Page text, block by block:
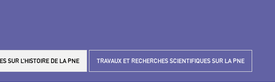
SUR L’HISTOIRE DE LA PNE TRAVAUX ET RECHERCHES SCIENTIFIQUES SUR LA PNE